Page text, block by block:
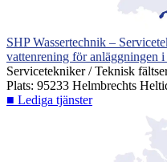
SHP Wassertechnik –
vattenrening för anläggningen
Servicetekniker / Teknisk
Plats: 95233 Helmbrechts
■ Lediga tjänster